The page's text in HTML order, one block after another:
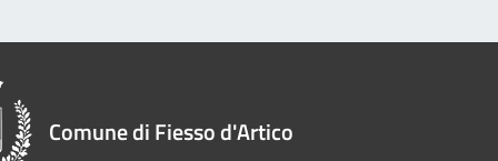
Comune di Fiesso d'Artico